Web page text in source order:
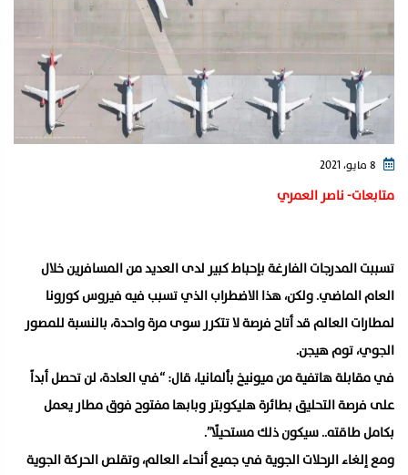
متابعات- ناصر العمري
تسببت المدرجات الفارغة بإحباط كبير لدى العديد من المسافرين خلال
العام الماضي. ولكن، هذا الاضطراب الذي تسبب فيه فيروس كورونا
لمطارات العالم قد أتاح فرصة لا تتكرر سوى مرة واحدة، بالنسبة للمصور
الجوي، توم هيجن.
في مقابلة هاتفية من ميونيخ بألمانيا، قال: “في العادة، لن تحصل أبداً
على فرصة التحليق بطائرة هليكوبتر وبابها مفتوح فوق مطار يعمل
بكامل طاقته.. سيكون ذلك مستحيلًا”.
ومع إلغاء الرحلات الجوية في جميع أنحاء العالم، وتقلص الحركة الجوية